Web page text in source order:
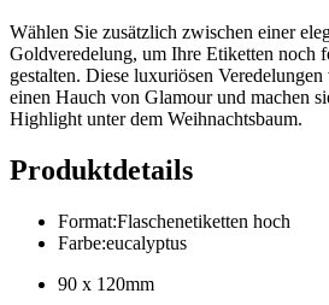
Wählen Sie zusätzlich zwischen einer
Goldveredelung, um Ihre Etiketten noch
gestalten. Diese luxuriösen
einen Hauch von Glamour und machen
Highlight unter dem Weihnachtsbaum.
Produktdetails
Format:Flaschenetiketten hoch
Farbe:eucalyptus
90 x 120mm